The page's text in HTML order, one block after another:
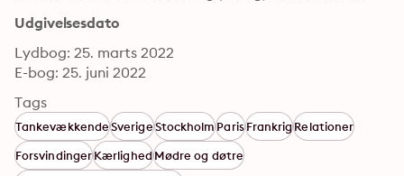
Udgivelsesdato
Lydbog: 25. marts 2022
E-bog: 25. juni 2022
Tags
TankevækkendeSverigeStockholmParisFrankrigRelationer
ForsvindingerKærlighedMødre og døtre